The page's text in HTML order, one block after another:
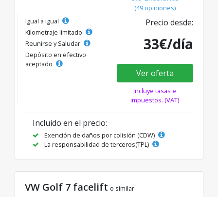
(49 opiniones)
Igual a igual
Kilometraje limitado
Reunirse y Saludar
Depósito en efectivo
aceptado
Precio desde:
33€/día
Ver oferta
Incluye tasas e
impuestos. (VAT)
Incluido en el precio:
Exención de daños por colisión (CDW)
La responsabilidad de terceros(TPL)
VW Golf 7 facelift o similar